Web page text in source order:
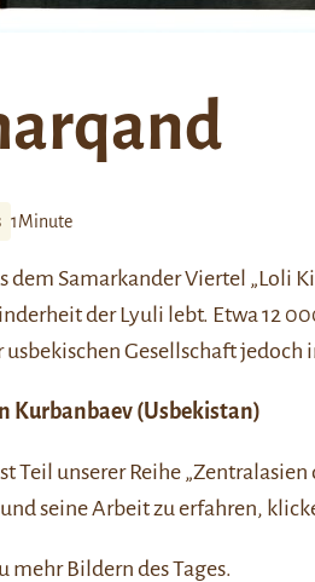
1Minute
dem SamarkanderViertel „Loli
derLyuli lebt. Etwa 12
usbekischen Gesellschaft
Kurbanbaev(Usbekistan)
Teil unserer Reihe „Zentralasien
seine Arbeit zu erfahren,
mehr Bildern des Tages.